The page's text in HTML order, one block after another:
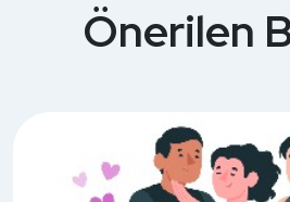
Önerilen